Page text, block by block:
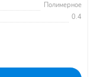
Полимерное
0.4